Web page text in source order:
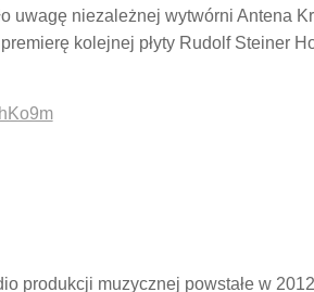
uwagę niezależnej wytwórni Antena
kolejnej płyty Rudolf Steiner
produkcji muzycznej powstałe w